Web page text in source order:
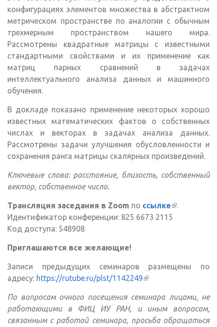
конфигурациях элементов множества в абстрактном
метрическом пространстве по аналогии с обычным
трехмерным пространством нашего мира.
Рассмотрены квадратные матрицы с известными
стандартными свойствами и их применение как
матриц парных сравнений в задачах
интеллектуального анализа данных и машинного
обучения.
В докладе показано применение некоторых хорошо
известных математических фактов о собственных
числах и векторах в задачах анализа данных.
Рассмотрены задачи улучшения обусловленности и
сохранения ранга матрицы скалярных произведений.
Ключевые слова: расстояние, близость, собственный
вектор, собственное число.
Трансляция заседания в Zoom по ссылке(внешняя
ссылка)
.
Идентификатор конференции: 825 6673 2115
Код доступа: 548908
Приглашаются все желающие!
Записи предыдущих семинаров размещены по
адресу: https://rutube.ru/plst/1142249(внешняя ссылка)
По вопросам очного посещения семинара лицами, не
работающими в ФИЦ ИУ РАН, и иным вопросам,
связанным с работой семинара, просьба обращаться